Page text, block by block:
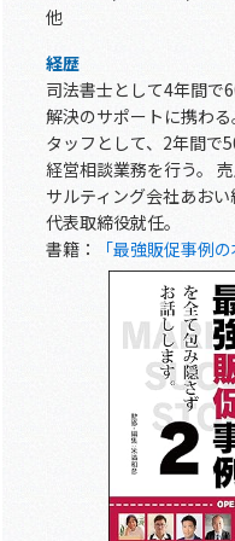
他
経歴
司法書士として4年間で
解決のサポートに携わ
タッフとして、2年間で
経営相談業務を行う。
サルティング会社あおい
代表取締役就任。
書籍：
「最強販促事例の